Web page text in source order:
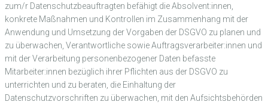
zum/r Datenschutzbeauftragten befähigt die Absolvent:innen,
konkrete Maßnahmen und Kontrollen im Zusammenhang mit der
Anwendung und Umsetzung der Vorgaben der DSGVO zu planen und
zu überwachen, Verantwortliche sowie Auftragsverarbeiter:innen und
mit der Verarbeitung personenbezogener Daten befasste
Mitarbeiter:innen bezüglich ihrer Pflichten aus der DSGVO zu
unterrichten und zu beraten, die Einhaltung der
Datenschutzvorschriften zu überwachen, mit den Aufsichtsbehörden